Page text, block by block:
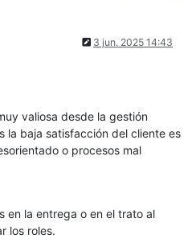
3 jun. 2025 14:43
valiosa desde la gestión
la baja satisfacción del cliente es
o procesos mal
en la entrega o en el trato al
los roles.